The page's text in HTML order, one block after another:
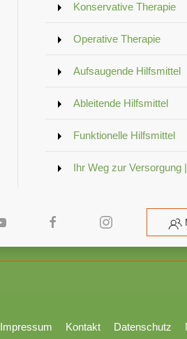
Konservative Therapie
Operative Therapie
Aufsaugende Hilfsmittel
Ableitende Hilfsmittel
Funktionelle Hilfsmittel
Ihr Weg zur Versorgung
Impressum Kontakt Datenschutz